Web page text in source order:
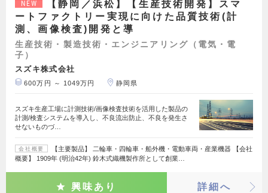
NEW
【静岡／浜松】【生産技術開発】スマ
ートファクトリー実現に向けた品質技術(計
測、画像検査)開発と導
生産技術・製造技術・エンジニアリング（電気・電
子）
スズキ株式会社
600万円 ～ 1049万円 静岡県
スズキ生産工場に計測技術/画像検査技術を活用した製品の
計測/検査システムを導入し、不良流出防止、不良を発生さ
せないものづ…
会社概要
【主要製品】 二輪車・四輪車・船外機・電動車両・産業機器 【会社
概要】 1909年 (明治42年) 鈴木式織機製作所として創業…
興味あり 詳細へ